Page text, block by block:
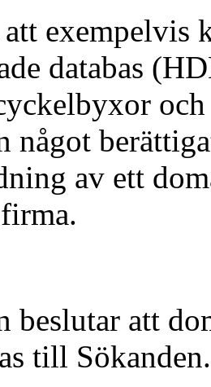
exempelvis
databas
något
av ett
beslutar att
till Sökanden.